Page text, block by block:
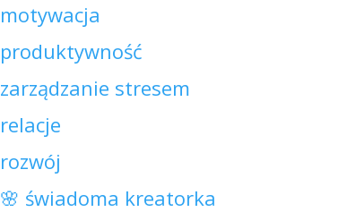
motywacja
produktywność
zarządzanie stresem
relacje
rozwój
🌸 świadoma kreatorka